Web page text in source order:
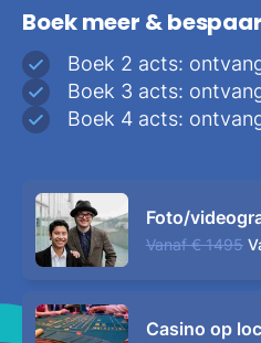
Boek meer &
Boek 2 acts:
Boek 3 acts:
Boek 4 acts:
Foto/
Vanaf € 1495
Casino op